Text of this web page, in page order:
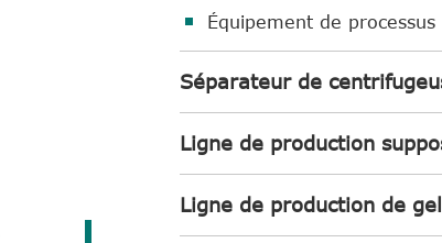
Équipement de processus
Séparateur de
Ligne de production
Ligne de production de